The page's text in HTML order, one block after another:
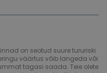
on seotud suure tururiski
väärtus võib langeda või
tagasi saada. Teie olete